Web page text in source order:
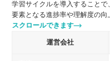
学習サイクルを導入すること
要素となる進捗率や理解度の向
スクロールできます
運営会社